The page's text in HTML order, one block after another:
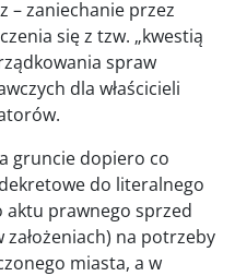
– zaniechanie przez
się z tzw. „kwestią
spraw
dla właścicieli
gruncie dopiero co
do literalnego
prawnego sprzed
na potrzeby
miasta, a w